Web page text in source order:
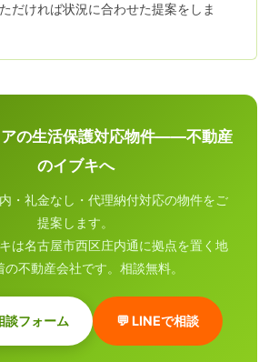
だければ状況に合わせた提案をしま
アの生活保護対応物件——不動産
のイブキへ
・礼金なし・代理納付対応の物件をご
提案します。
は名古屋市西区庄内通に拠点を置く地
の不動産会社です。相談無料。
談フォーム 💬 LINEで相談